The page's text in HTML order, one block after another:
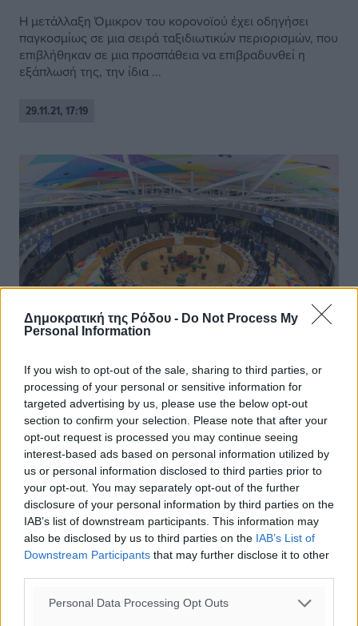
Δημοκρατική της Ρόδου - Do Not Process My
Personal Information
If you wish to opt-out of the sale, sharing to third parties, or
processing of your personal or sensitive information for
targeted advertising by us, please use the below opt-out
section to confirm your selection. Please note that after your
opt-out request is processed you may continue seeing
interest-based ads based on personal information utilized by
us or personal information disclosed to third parties prior to
your opt-out. You may separately opt-out of the further
disclosure of your personal information by third parties on the
IAB’s list of downstream participants. This information may
also be disclosed by us to third parties on the IAB’s List of
Downstream Participants that may further disclose it to other
Personal Data Processing Opt Outs
Η μετάλλαξη Όμικρον του κορονοϊού έχει οδηγήσει
παγκοσμίως σε μια σειρά ταξιδιωτικών περιορισμών, που
επιβλήθηκαν σε μια προσπάθεια να επιβραδυνθεί η
εξάπλωσή της, την ίδια ...
29.11.21, 17:19
Μετάλλαξη Όμικρον: Πιθανή σύνοδος
κορυφής Ε.Ε. τις επόμενες ημέρες
Πιθανή είναι η διεξαγωγή ψηφιακής συνόδου
κορυφής της Ε.Ε. στο τέλος αυτής της εβδομάδας ή την
επόμενη εβδομάδα με αντικείμενο την εξέλιξη
της πανδημίας του κορωνοϊού, δήλωσε ...